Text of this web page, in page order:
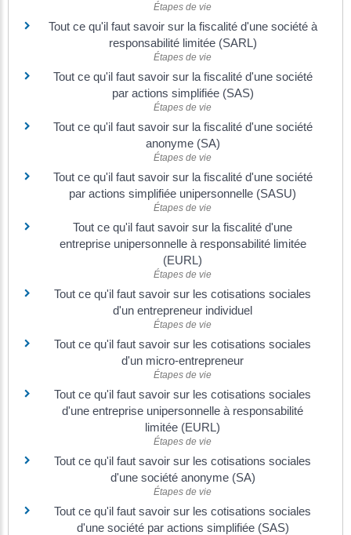
Étapes de vie
Tout ce qu'il faut savoir sur la fiscalité d'une société à
responsabilité limitée (SARL)
Étapes de vie
Tout ce qu'il faut savoir sur la fiscalité d'une société
par actions simplifiée (SAS)
Étapes de vie
Tout ce qu'il faut savoir sur la fiscalité d'une société
anonyme (SA)
Étapes de vie
Tout ce qu'il faut savoir sur la fiscalité d'une société
par actions simplifiée unipersonnelle (SASU)
Étapes de vie
Tout ce qu'il faut savoir sur la fiscalité d'une
entreprise unipersonnelle à responsabilité limitée
(EURL)
Étapes de vie
Tout ce qu'il faut savoir sur les cotisations sociales
d'un entrepreneur individuel
Étapes de vie
Tout ce qu'il faut savoir sur les cotisations sociales
d'un micro-entrepreneur
Étapes de vie
Tout ce qu'il faut savoir sur les cotisations sociales
d'une entreprise unipersonnelle à responsabilité
limitée (EURL)
Étapes de vie
Tout ce qu'il faut savoir sur les cotisations sociales
d'une société anonyme (SA)
Étapes de vie
Tout ce qu'il faut savoir sur les cotisations sociales
d'une société par actions simplifiée (SAS)